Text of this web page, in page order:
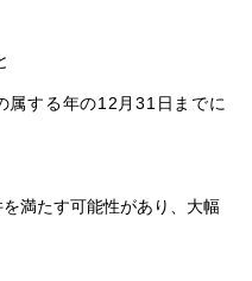
属する年の12月31日までに
満たす可能性があり、大幅